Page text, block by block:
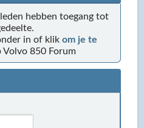
hebben toegang tot
in of klik om je te
Volvo 850 Forum